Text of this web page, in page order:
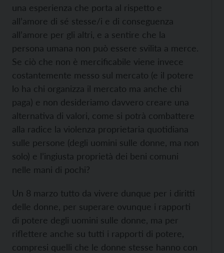
una esperienza che porta al rispetto e
all’amore di sé stesse/i e di conseguenza
all’amore per gli altri, e a sentire che la
persona umana non può essere svilita a merce.
Se ciò che non è mercificabile viene invece
costantemente messo sul mercato (e il potere
lo ha chi organizza il mercato ma anche chi
paga) e non desideriamo davvero creare una
alternativa di valori, come si potrà combattere
alla radice la violenza proprietaria quotidiana
sulle persone (degli uomini sulle donne, ma non
solo) e l’ingiusta proprietà dei beni comuni
nelle mani di pochi?
Un 8 marzo tutto da vivere dunque per i diritti
delle donne, per superare ovunque i rapporti
di potere degli uomini sulle donne, ma per
riflettere anche su tutti i rapporti di potere,
compresi quelli che le donne stesse hanno con